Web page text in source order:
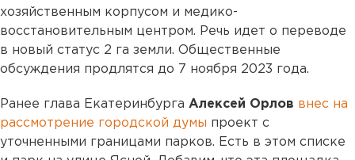
хозяйственным корпусом и медико-
восстановительным центром. Речь идет о переводе
в новый статус 2 га земли. Общественные
обсуждения продлятся до 7 ноября 2023 года.
Ранее глава Екатеринбурга Алексей Орлов внес на
рассмотрение городской думы проект с
уточненными границами парков. Есть в этом списке